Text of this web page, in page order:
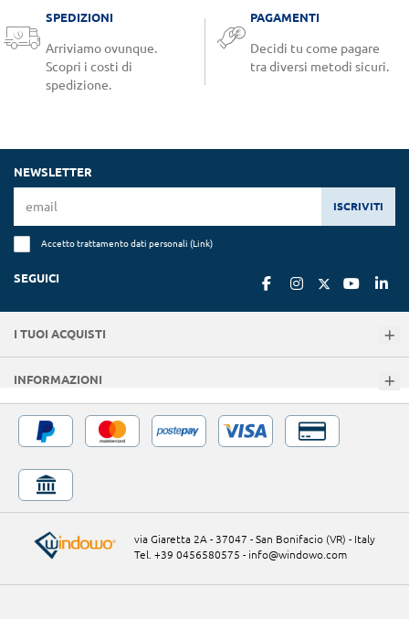
SPEDIZIONI
Arriviamo ovunque.
Scopri i costi di
spedizione.
PAGAMENTI
Decidi tu come pagare
tra diversi metodi sicuri.
NEWSLETTER
ISCRIVITI
Accetto trattamento dati personali (Link)
SEGUICI
I TUOI ACQUISTI
INFORMAZIONI
via Giaretta 2A - 37047 - San Bonifacio (VR) - Italy
Tel. +39 0456580575 - info@windowo.com